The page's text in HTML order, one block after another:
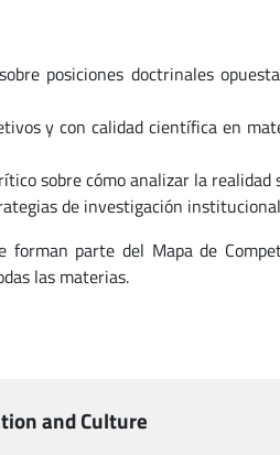
posiciones doctrinales
y con calidad científica en
sobre cómo analizar la realidad
de investigación
parte del Mapa de
las materias.
and Culture